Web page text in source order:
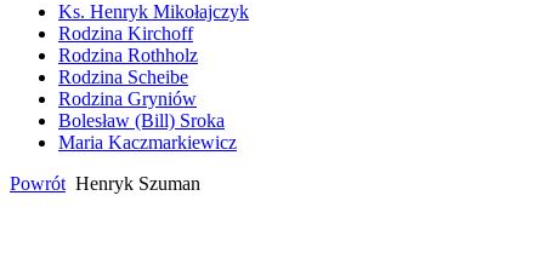
Ks. Henryk Mikołajczyk
Rodzina Kirchoff
Rodzina Rothholz
Rodzina Scheibe
Rodzina Gryniów
Bolesław (Bill) Sroka
Maria Kaczmarkiewicz
Powrót Henryk Szuman